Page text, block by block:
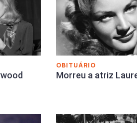
OBITUÁRIO
Morreu a atriz